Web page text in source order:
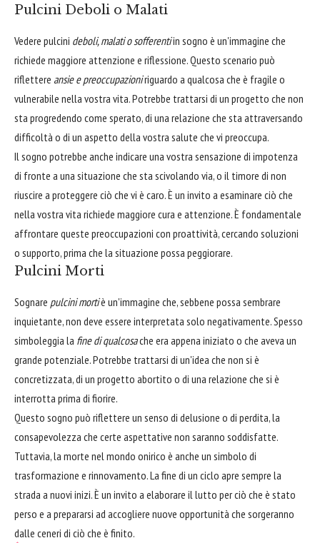
Pulcini Deboli o Malati
Vedere pulcini deboli, malati o sofferentiin sogno è un'immagine che
richiede maggiore attenzione e riflessione. Questo scenario può
riflettere ansie e preoccupazioniriguardo a qualcosa che è fragile o
vulnerabile nella vostra vita. Potrebbe trattarsi di un progetto che non
sta progredendo come sperato, di una relazione che sta attraversando
difficoltà o di un aspetto della vostra salute che vi preoccupa.
Il sogno potrebbe anche indicare una vostra sensazione di impotenza
di fronte a una situazione che sta scivolando via, o il timore di non
riuscire a proteggere ciò che vi è caro. È un invito a esaminare ciò che
nella vostra vita richiede maggiore cura e attenzione. È fondamentale
affrontare queste preoccupazioni con proattività, cercando soluzioni
o supporto, prima che la situazione possa peggiorare.
Pulcini Morti
Sognare pulcini mortiè un'immagine che, sebbene possa sembrare
inquietante, non deve essere interpretata solo negativamente. Spesso
simboleggia la fine di qualcosache era appena iniziato o che aveva un
grande potenziale. Potrebbe trattarsi di un'idea che non si è
concretizzata, di un progetto abortito o di una relazione che si è
interrotta prima di fiorire.
Questo sogno può riflettere un senso di delusione o di perdita, la
consapevolezza che certe aspettative non saranno soddisfatte.
Tuttavia, la morte nel mondo onirico è anche un simbolo di
trasformazione e rinnovamento. La fine di un ciclo apre sempre la
strada a nuovi inizi. È un invito a elaborare il lutto per ciò che è stato
perso e a prepararsi ad accogliere nuove opportunità che sorgeranno
dalle ceneri di ciò che è finito.